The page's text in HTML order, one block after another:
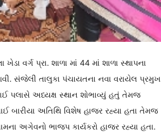
વર્ગ પ્રા. શાળા માં 44 માં શાળા સ્થાપના
સંજેલી તાલુકા પંચાયતના નવા વરાયેલ પ્રમુખ
પલાસે અધ્યક્ષ સ્થાન શોભાવ્યું હતું તેમજ
બારીયા અતિથિ વિશેષ હાજર રહ્યા હતા તેમજ
અગેવનો ભાજપ કાર્યકરો હાજર રહ્યા હતા.